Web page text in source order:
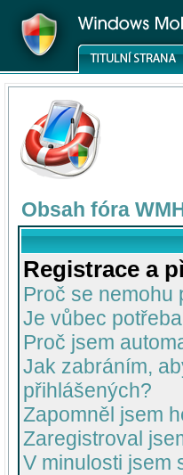
Obsah fóra
Registrace a
Proč se nemohu
Je vůbec
Proč jsem
Jak zabráním,
přihlášených?
Zapomněl jsem
Zaregistroval
V minulosti jsem